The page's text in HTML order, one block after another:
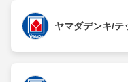
ヤマダデンキ/テ